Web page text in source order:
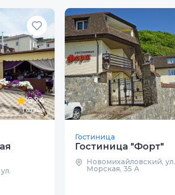
5.24
1отзыв
Гостиница
Гостиница "Форт"
Новомихайловский, ул.
Морская, 35 А